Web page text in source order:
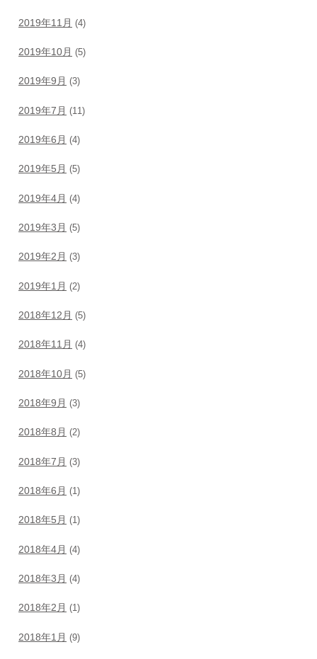
2019年11月 (4)
2019年10月 (5)
2019年9月 (3)
2019年7月 (11)
2019年6月 (4)
2019年5月 (5)
2019年4月 (4)
2019年3月 (5)
2019年2月 (3)
2019年1月 (2)
2018年12月 (5)
2018年11月 (4)
2018年10月 (5)
2018年9月 (3)
2018年8月 (2)
2018年7月 (3)
2018年6月 (1)
2018年5月 (1)
2018年4月 (4)
2018年3月 (4)
2018年2月 (1)
2018年1月 (9)